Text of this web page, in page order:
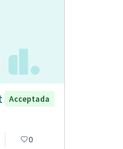
Acceptada
0